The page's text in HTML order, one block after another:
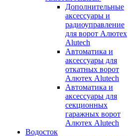
Дополнительные
аксессуары и
радиоуправление
для ворот Алютех
Alutech
Автоматика и
аксессуары для
откатных ворот
Алютех Alutech
Автоматика и
аксессуары для
секционных
гаражных ворот
Алютех Alutech
Водосток